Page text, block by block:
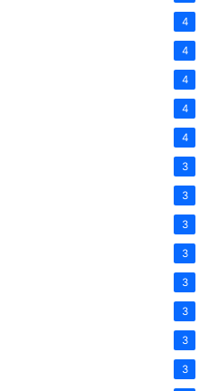
4
4
4
4
4
3
3
3
3
3
3
3
3